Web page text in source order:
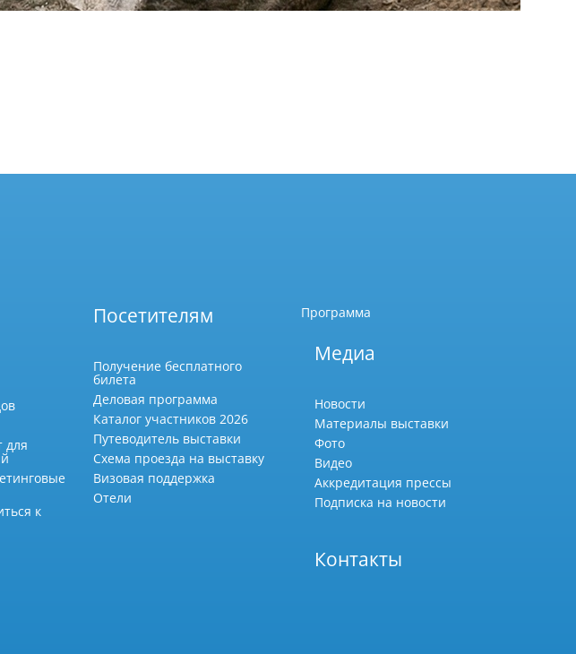
для
к
Посетителям
Получение бесплатного
билета
Деловая программа
Каталог участников 2026
Путеводитель выставки
Схема проезда на выставку
Визовая поддержка
Отели
Программа
Медиа
Новости
Материалы выставки
Фото
Видео
Аккредитация прессы
Подписка на новости
Контакты